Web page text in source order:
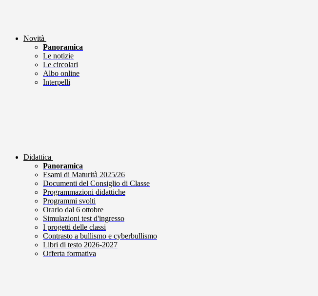
Novità
Panoramica
Le notizie
Le circolari
Albo online
Interpelli
Didattica
Panoramica
Esami di Maturità 2025/26
Documenti del Consiglio di Classe
Programmazioni didattiche
Programmi svolti
Orario dal 6 ottobre
Simulazioni test d'ingresso
I progetti delle classi
Contrasto a bullismo e cyberbullismo
Libri di testo 2026-2027
Offerta formativa